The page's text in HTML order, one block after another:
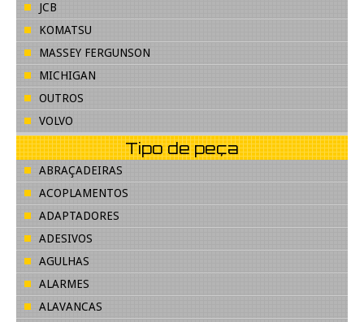
JCB
KOMATSU
MASSEY FERGUNSON
MICHIGAN
OUTROS
VOLVO
Tipo de peça
ABRAÇADEIRAS
ACOPLAMENTOS
ADAPTADORES
ADESIVOS
AGULHAS
ALARMES
ALAVANCAS